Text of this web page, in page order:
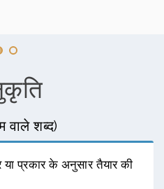
वाले शब्द)
प्रकार के अनुसार तैयार की